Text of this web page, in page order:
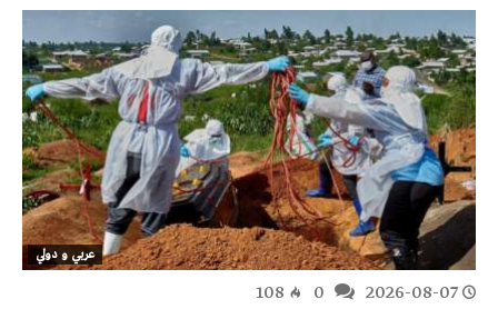
عربي و دولي
2026-08-07
108